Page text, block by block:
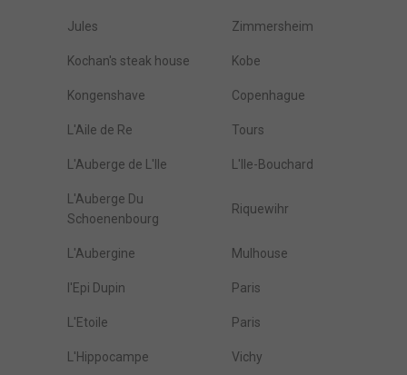
Jules Zimmersheim
Kochan's steak house Kobe
Kongenshave Copenhague
L'Aile de Re Tours
L'Auberge de L'Ile L'Ile-Bouchard
L'Auberge Du
Schoenenbourg
Riquewihr
L'Aubergine Mulhouse
l'Epi Dupin Paris
L'Etoile Paris
L'Hippocampe Vichy